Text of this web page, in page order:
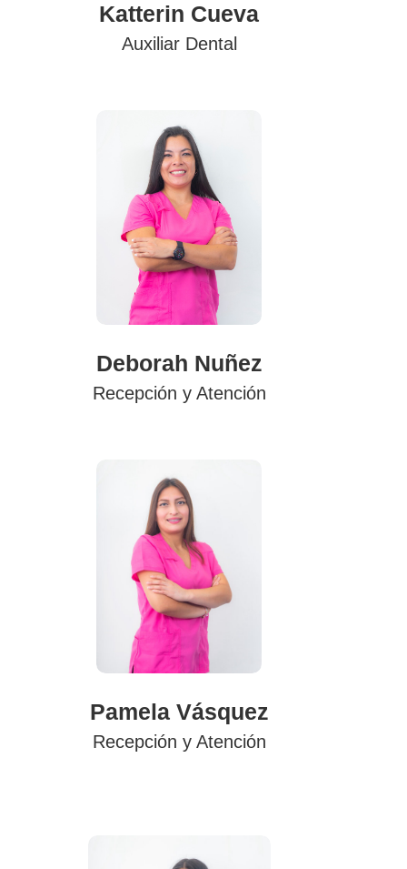
Katterin Cueva
Auxiliar Dental
Deborah Nuñez
Recepción y Atención
Pamela Vásquez
Recepción y Atención